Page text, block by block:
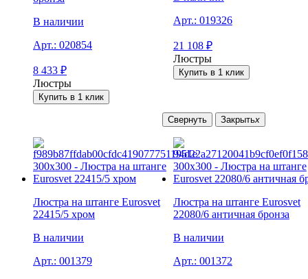
В наличии
Арт.: 020854
8 433 ₽
Люстры
Купить в 1 клик
Арт.: 019326
21 108 ₽
Люстры
Купить в 1 клик
Люстра на штанге Eurosvet
22415/5 хром
В наличии
Арт.: 001379
Люстра на штанге Eurosvet
22080/6 античная бронза
В наличии
Арт.: 001372
Свернуть Закрытьx